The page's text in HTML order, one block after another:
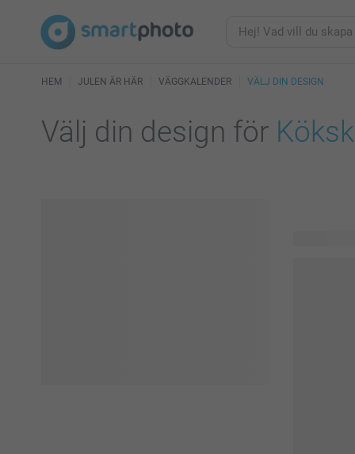
HEM JULEN ÄR HÄR VÄGGKALENDER VÄLJ DIN DESIGN
Välj din design för